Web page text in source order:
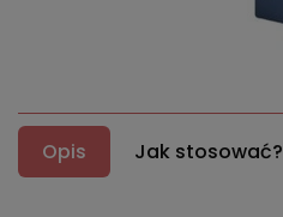
Opis Jak stosować?